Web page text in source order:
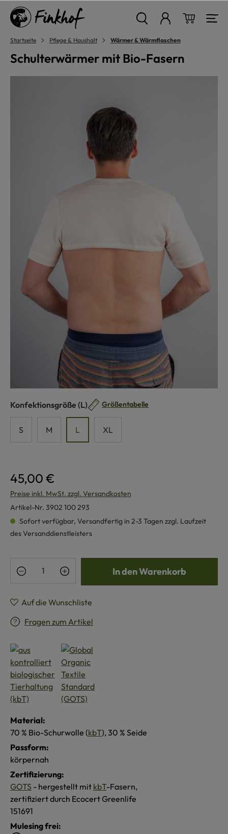
springen
Startseite Pflege & Haushalt Wärmer & Wärmflaschen
Schulterwärmer mit Bio-Fasern
Konfektionsgröße auswählen
(L) Größentabelle
S M L XL
45,00 €
Preise inkl. MwSt. zzgl. Versandkosten
Artikel-Nr. 3902 100 293
Sofort verfügbar, Versandfertig in 2-3 Tagen zzgl. Laufzeit
des Versanddienstleisters
Produkt Anzahl: Gib den gewünschten
In den Warenkorb
Auf die Wunschliste
Fragen zum Artikel
Material:
70 % Bio-Schurwolle (kbT), 30 % Seide
Passform:
körpernah
Zertifizierung:
GOTS - hergestellt mit kbT-Fasern,
zertifiziert durch Ecocert Greenlife
151691
Mulesing frei: